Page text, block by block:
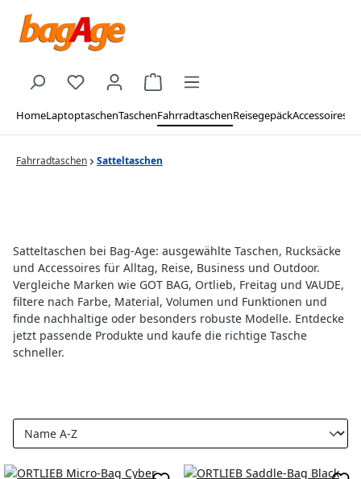
Zum Hauptinhalt springen
Du hast 0 Produkte auf dem Merkzettel
Warenkorb enthält 0 Positionen.
HomeLaptoptaschenTaschenFahrradtaschenReisegepäckAccessoires
Fahrradtaschen Satteltaschen
Satteltaschen bei Bag-Age: ausgewählte Taschen, Rucksäcke
und Accessoires für Alltag, Reise, Business und Outdoor.
Vergleiche Marken wie GOT BAG, Ortlieb, Freitag und VAUDE,
filtere nach Farbe, Material, Volumen und Funktionen und
finde nachhaltige oder besonders robuste Modelle. Entdecke
jetzt passende Produkte und kaufe die richtige Tasche
schneller.
In den Warenkorb In